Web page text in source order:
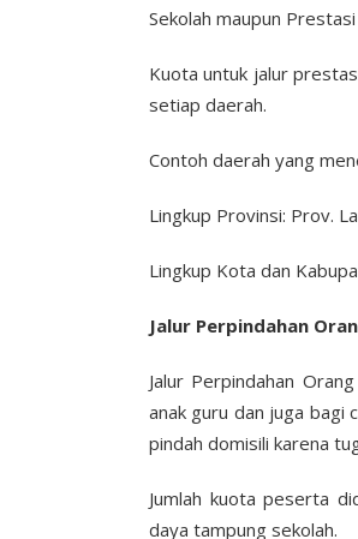
Sekolah maupun
Kuota untuk jalur
setiap daerah.
Contoh daerah yang
Lingkup Provinsi: Prov.
Lingkup Kota dan
Jalur Perpindahan
Jalur Perpindahan
anak guru dan juga bagi
pindah domisili karena
Jumlah kuota peserta
daya tampung sekolah.